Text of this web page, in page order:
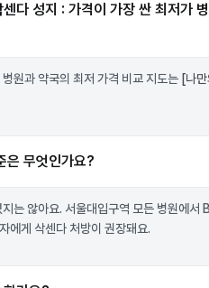
다 성지 : 가격이 가장 싼 최저가 병
원과 약국의 최저 가격 비교 지도는 [나
은 무엇인가요?
는 않아요. 서울대입구역 모든 병원에서
에게 삭센다 처방이 권장돼요.